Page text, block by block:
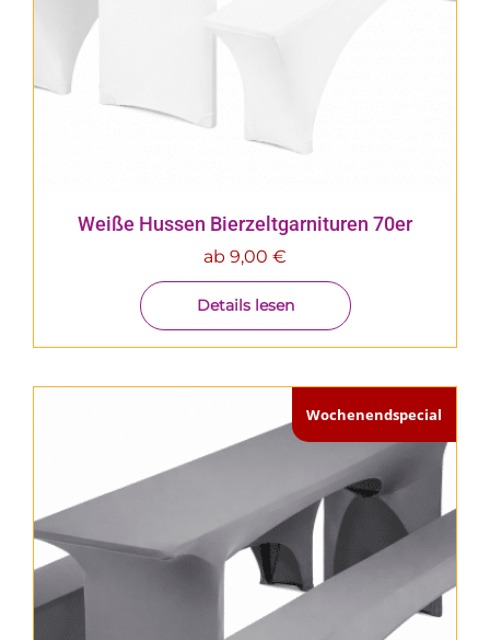
Weiße Hussen Bierzeltgarnituren 70er
ab 9,00 €
Details lesen
Wochenendspecial